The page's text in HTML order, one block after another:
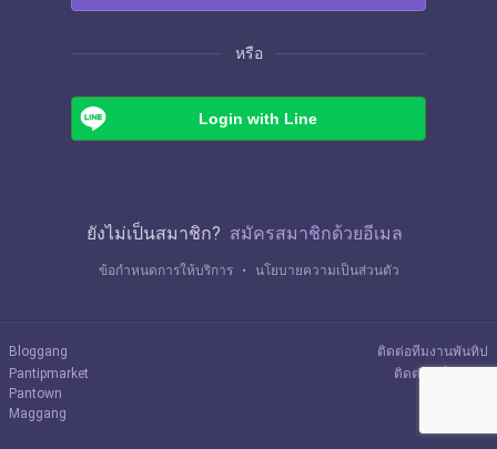
หรือ
Login with Line
ยังไม่เป็นสมาชิก? สมัครสมาชิกด้วยอีเมล
ข้อกำหนดการให้บริการ ・ นโยบายความเป็นส่วนตัว
Bloggang
Pantipmarket
Pantown
Maggang
ติดต่อทีมงานพันทิป
ติดต่อลงโฆษณา